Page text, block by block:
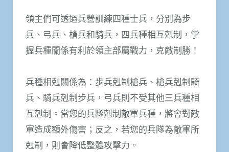
領主們可透過兵營訓練四種士兵，分別為步
兵、弓兵、槍兵和騎兵，四兵種相互剋制，掌
握兵種關係有利於領主部屬戰力，克敵制勝！
兵種相剋關係為：步兵剋制槍兵、槍兵剋制騎
兵、騎兵剋制步兵，弓兵則不受其他三兵種相
互剋制。當您的兵隊剋制敵軍兵種，將會對敵
軍造成額外傷害；反之，若您的兵隊為敵軍所
剋制，則會降低整體攻擊力。